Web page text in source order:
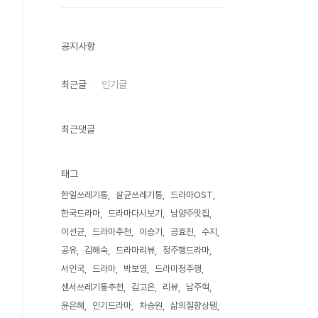
공지사항
최근글 인기글
최근댓글
태그
한일쓰레기통 살균쓰레기통
드라마OST
한국드라마
드라마다시보기
남양주맛집
이선균
드라마추천 이승기 공효진
수지
공유
김해숙 드라마리뷰
정주행드라마
서인국
드라마 박보영
드라마정주행
센서쓰레기통추천
김고은 리뷰
남주혁
윤은혜
인기드라마 차승원 삶의질향상템